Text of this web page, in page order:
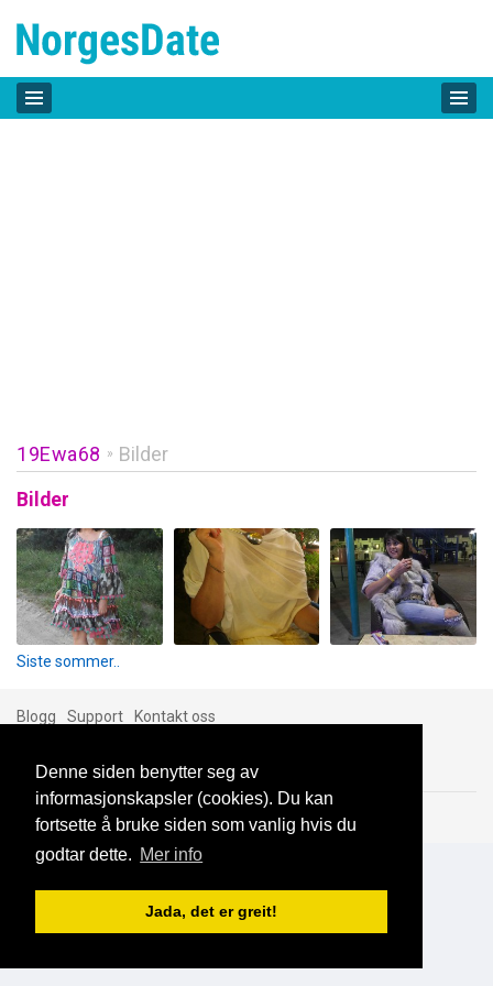
Denne siden benytter seg av
informasjonskapsler (cookies). Du kan
fortsette å bruke siden som vanlig hvis du
godtar dette. Mer info
Jada, det er greit!
19Ewa68 » Bilder
Bilder
Siste sommer..
Blogg Support Kontakt oss
Brukeravtale Personvern © 2023 NorgesDate